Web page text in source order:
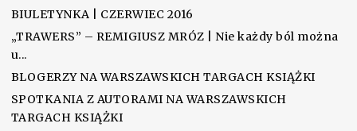
BIULETYNKA | CZERWIEC 2016
„TRAWERS” – REMIGIUSZ MRÓZ | Nie każdy ból można
u...
BLOGERZY NA WARSZAWSKICH TARGACH KSIĄŻKI
SPOTKANIA Z AUTORAMI NA WARSZAWSKICH
TARGACH KSIĄŻKI